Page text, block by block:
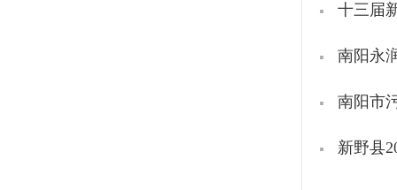
十三届
南阳永
南阳市
新野县